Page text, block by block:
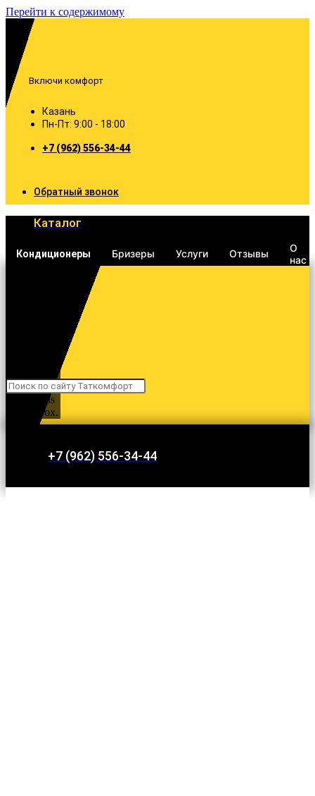
Перейти к содержимому
Включи комфорт
Казань
Пн-Пт: 9:00 - 18:00
+7 (962) 556-34-44
Обратный звонок
Каталог
Кондиционеры Бризеры Услуги Отзывы
О
нас
Close this
search box.
+7 (962) 556-34-44